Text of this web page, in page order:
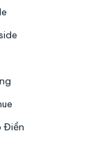
Điền